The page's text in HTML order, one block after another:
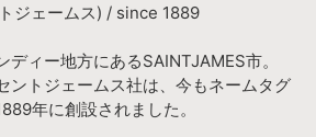
ジェームス) / since 1889
ディー地方にあるSAINTJAMES市。
ントジェームス社は、今もネームタグ
年に創設されました。